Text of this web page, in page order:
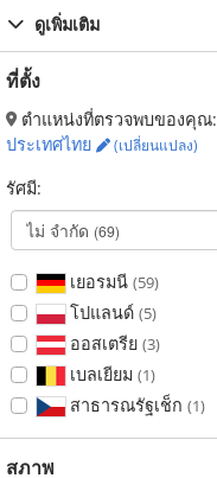
ดูเพิ่มเติม
ที่ตั้ง
ตำแหน่งที่ตรวจพบของคุณ:
ประเทศไทย
(เปลี่ยนแปลง)
รัศมี:
ไม่ จำกัด (69)
เยอรมนี (59)
โปแลนด์ (5)
ออสเตรีย (3)
เบลเยียม (1)
สาธารณรัฐเช็ก (1)
สภาพ
ขอดูด ระบบ